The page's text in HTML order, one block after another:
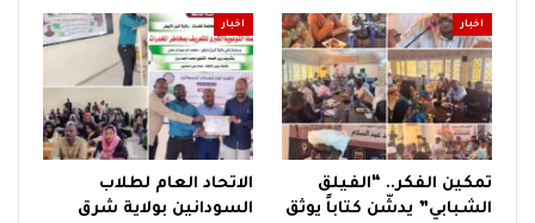
اخبار
تمكين الفكر.. “الفيلق
الشبابي” يدشّن كتاباً يوثق
اخبار
الاتحاد العام لطلاب
السودانين بولاية شرق